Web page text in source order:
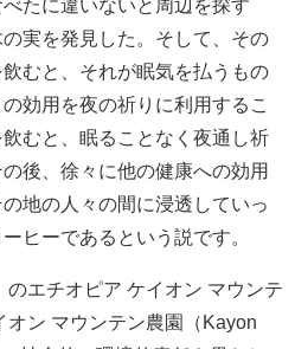
たに違いないと周辺を探す
実を発見した。そして、その
むと、それが眠気を払うもの
効用を夜の祈りに利用するこ
むと、眠ることなく夜通し祈
後、徐々に他の健康への効用
地の人々の間に浸透していっ
ヒーであるという説です。
エチオピア ケイオン マウンテ
オン マウンテン農園（Kayon